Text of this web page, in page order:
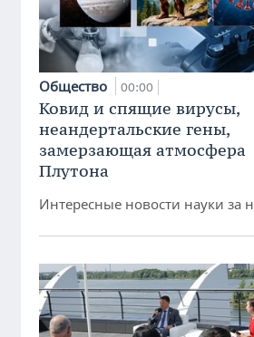
Общество 00:00
Ковид и спящие вирусы,
неандертальские гены,
замерзающая атмосфера
Плутона
Интересные новости науки за